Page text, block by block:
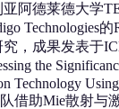
阿德莱德大学
Technologies的
，成果发表于
the
Technology
借助Mie散射与